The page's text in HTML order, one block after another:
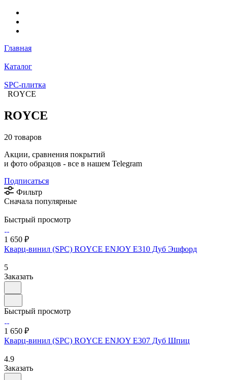
Главная
Каталог
SPC-плитка
ROYCE
ROYCE
20 товаров
Акции, сравнения покрытий
и фото образцов - все в нашем Telegram
Подписаться
Фильтр
Сначала популярные
Быстрый просмотр
1 650 ₽
Кварц-винил (SPC) ROYCE ENJOY Е310 Дуб Эшфорд
5
Заказать
Быстрый просмотр
1 650 ₽
Кварц-винил (SPC) ROYCE ENJOY Е307 Дуб Шпиц
4.9
Заказать